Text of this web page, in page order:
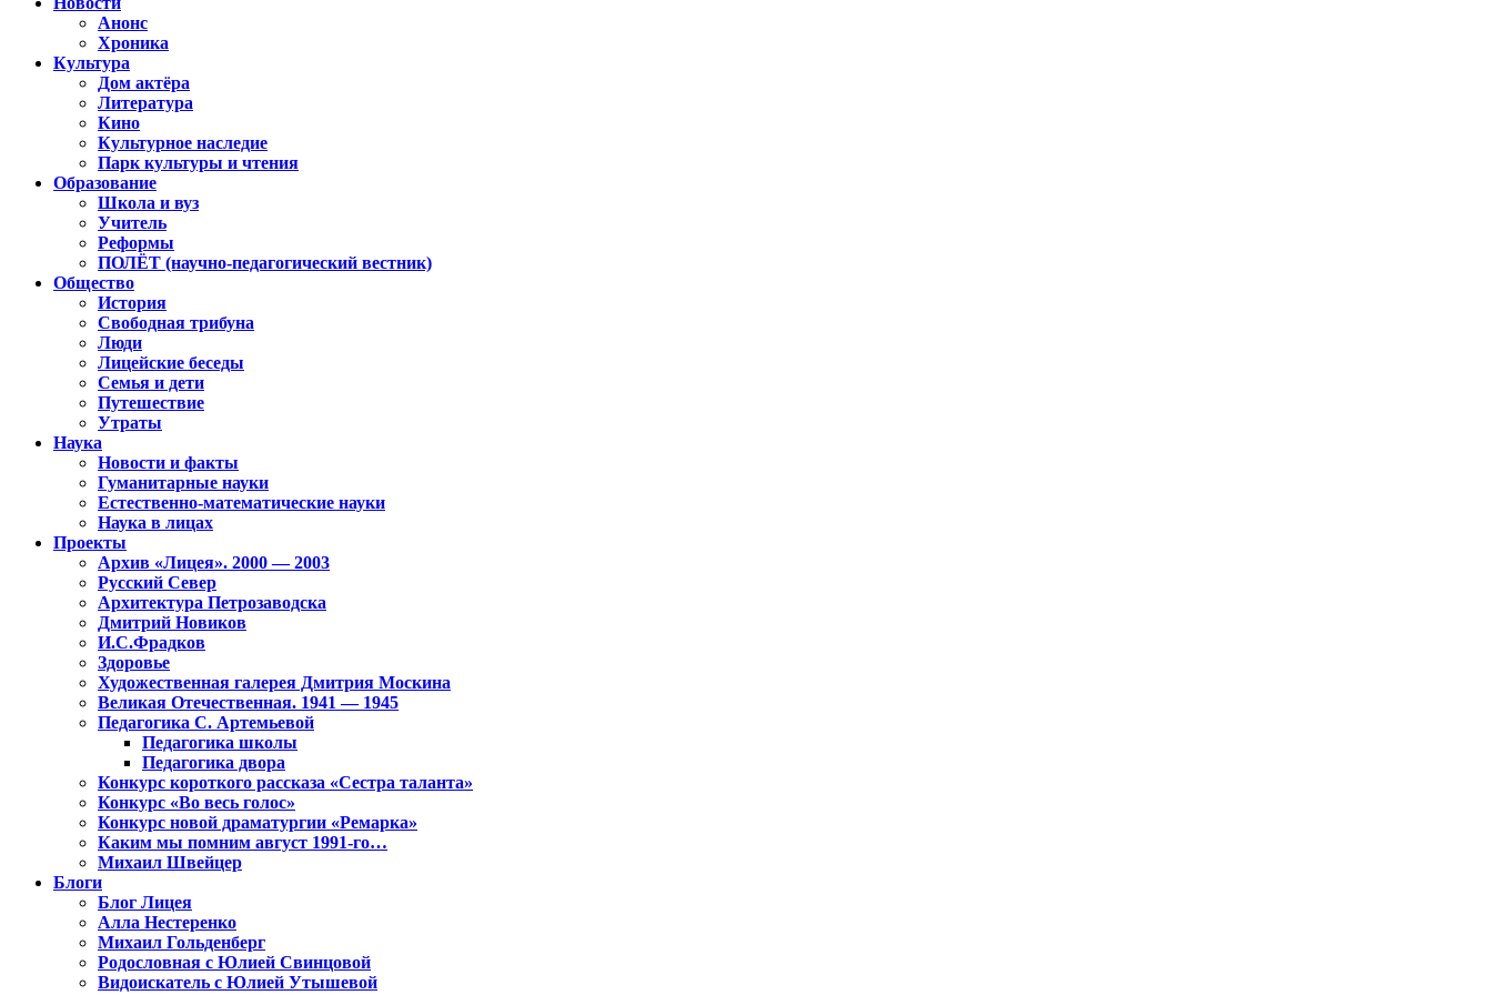
Анонс
Хроника
Культура
Дом актёра
Литература
Кино
Культурное наследие
Парк культуры и чтения
Образование
Школа и вуз
Учитель
Реформы
ПОЛЁТ (научно-педагогический вестник)
Общество
История
Свободная трибуна
Люди
Лицейские беседы
Семья и дети
Путешествие
Утраты
Наука
Новости и факты
Гуманитарные науки
Естественно-математические науки
Наука в лицах
Проекты
Архив «Лицея». 2000 — 2003
Русский Север
Архитектура Петрозаводска
Дмитрий Новиков
И.С.Фрадков
Здоровье
Художественная галерея Дмитрия Москина
Великая Отечественная. 1941 — 1945
Педагогика С. Артемьевой
Педагогика школы
Педагогика двора
Конкурс короткого рассказа «Сестра таланта»
Конкурс «Во весь голос»
Конкурс новой драматургии «Ремарка»
Каким мы помним август 1991-го…
Михаил Швейцер
Блоги
Блог Лицея
Алла Нестеренко
Михаил Гольденберг
Родословная с Юлией Свинцовой
Видоискатель с Юлией Утышевой